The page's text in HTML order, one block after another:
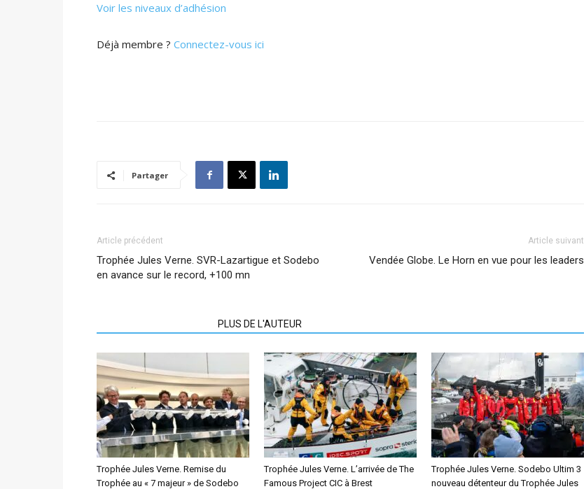
Voir les niveaux d’adhésion
Déjà membre ? Connectez-vous ici
Partager
Article précédent
Trophée Jules Verne. SVR-Lazartigue et Sodebo
en avance sur le record, +100 mn
Article suivant
Vendée Globe. Le Horn en vue pour les leaders
PLUS DE L'AUTEUR
Trophée Jules Verne. Remise du
Trophée au « 7 majeur » de Sodebo
Trophée Jules Verne. L’arrivée de The
Famous Project CIC à Brest
Trophée Jules Verne. Sodebo Ultim 3
nouveau détenteur du Trophée Jules